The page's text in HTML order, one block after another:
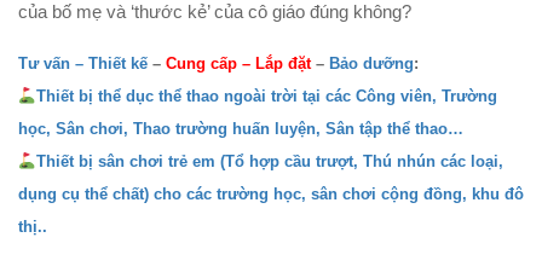
của bố mẹ và ‘thước kẻ’ của cô giáo đúng không?
Tư vấn – Thiết kế – Cung cấp – Lắp đặt– Bảo dưỡng:
Thiết bị thể dục thể thao ngoài trời tại các Công viên, Trường
học, Sân chơi, Thao trường huấn luyện, Sân tập thể thao…
Thiết bị sân chơi trẻ em (Tổ hợp cầu trượt, Thú nhún các loại,
dụng cụ thể chất) cho các trường học, sân chơi cộng đồng, khu đô
thị..